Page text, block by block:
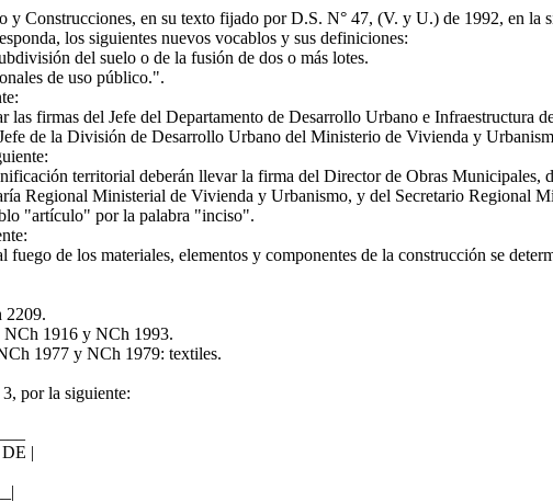
Construcciones, en su texto fijado por D.S. N° 47, (V. y U.) de 1992, en la
los siguientes nuevos vocablos y sus definiciones:
del suelo o de la fusión de dos o más lotes.
de uso público.".
firmas del Jefe del Departamento de Desarrollo Urbano e Infraestructura
de la División de Desarrollo Urbano del Ministerio de Vivienda y
territorial deberán llevar la firma del Director de Obras Municipales,
Regional Ministerial de Vivienda y Urbanismo, y del Secretario Regional
"artículo" por la palabra "inciso".
de los materiales, elementos y componentes de la construcción se
2209.
1916 y NCh 1993.
1977 y NCh 1979: textiles.
por la siguiente:
|